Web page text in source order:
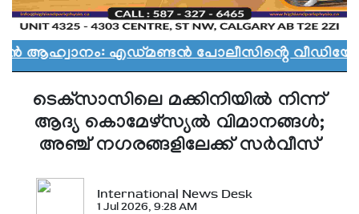
എഡ്മണ്ടൻ പോലീസിൻ്റെ വീഡിയോ
ടെക്‌സാസിലെ മക്കിനിയില്‍ നിന്ന്
ആദ്യ കൊമേഴ്‌സ്യല്‍ വിമാനങ്ങള്‍;
അഞ്ച് നഗരങ്ങളിലേക്ക് സര്‍വീസ്
International News Desk
1 Jul 2026, 9:28 AM